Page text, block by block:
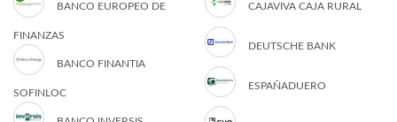
BANCO EUROPEO DE
FINANZAS
BANCO FINANTIA
SOFINLOC
CAJAVIVA CAJA RURAL
DEUTSCHE BANK
ESPAÑADUERO